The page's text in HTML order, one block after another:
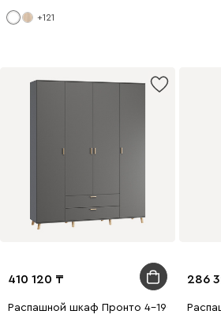
+121
410 120
Распашной шкаф Пронто 4-190x240
286